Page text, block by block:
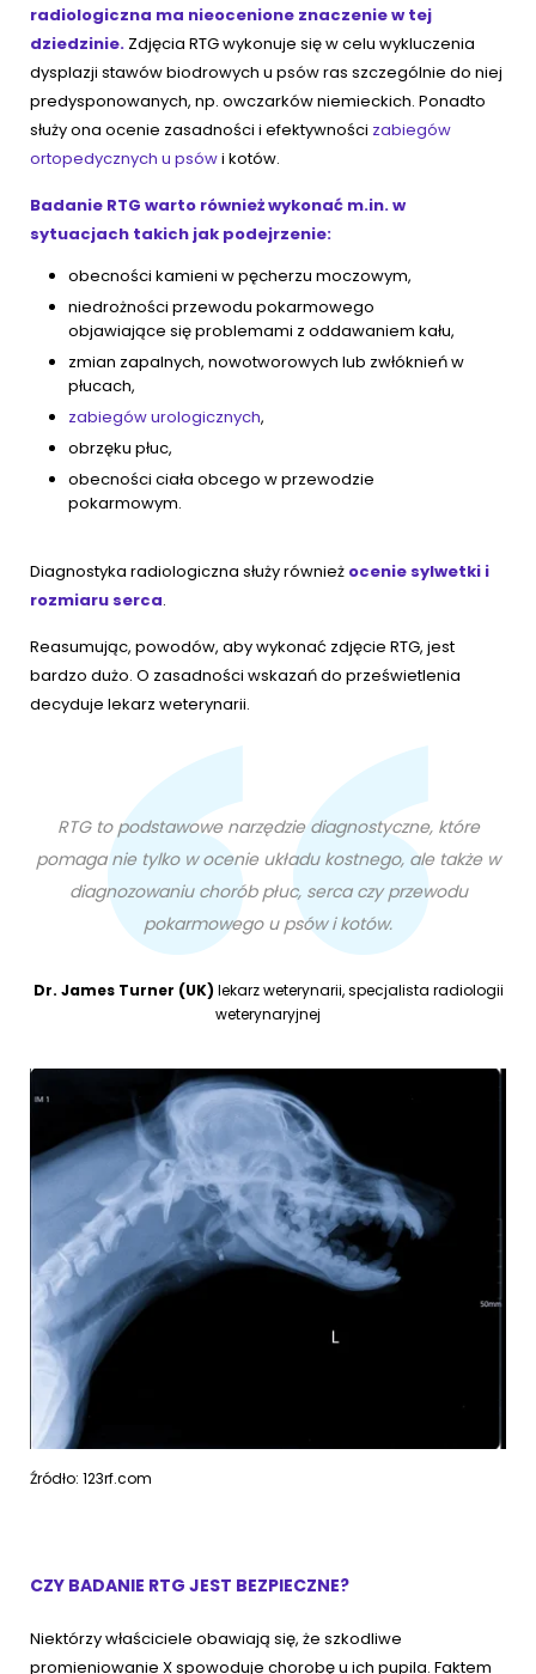
radiologiczna ma nieocenione znaczenie w tej
dziedzinie. Zdjęcia RTG wykonuje się w celu wykluczenia
dysplazji stawów biodrowych u psów ras szczególnie do niej
predysponowanych, np. owczarków niemieckich. Ponadto
służy ona ocenie zasadności i efektywności zabiegów
ortopedycznych u psówi kotów.
Badanie RTG warto również wykonać m.in. w
sytuacjach takich jak podejrzenie:
obecności kamieni w pęcherzu moczowym,
niedrożności przewodu pokarmowego
objawiające się problemami z oddawaniem kału,
zmian zapalnych, nowotworowych lub zwłóknień w
płucach,
zabiegów urologicznych,
obrzęku płuc,
obecności ciała obcego w przewodzie
pokarmowym.
Diagnostyka radiologiczna służy również ocenie sylwetki i
rozmiaru serca.
Reasumując, powodów, aby wykonać zdjęcie RTG, jest
bardzo dużo. O zasadności wskazań do prześwietlenia
decyduje lekarz weterynarii.
RTG to podstawowe narzędzie diagnostyczne, które
pomaga nie tylko w ocenie układu kostnego, ale także w
diagnozowaniu chorób płuc, serca czy przewodu
pokarmowego u psów i kotów.
Dr. James Turner (UK) lekarz weterynarii, specjalista radiologii
weterynaryjnej
Źródło: 123rf.com
CZY BADANIE RTG JEST BEZPIECZNE?
Niektórzy właściciele obawiają się, że szkodliwe
promieniowanie X spowoduje chorobę u ich pupila. Faktem